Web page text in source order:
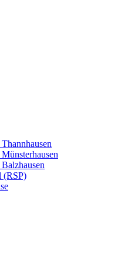
(RSP)